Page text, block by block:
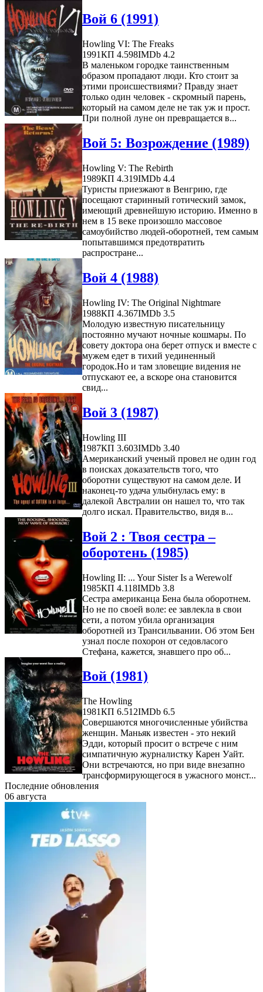
Вой 6 (1991)
Howling VI: The Freaks
1991КП 4.598IMDb 4.2
В маленьком городке таинственным
образом пропадают люди. Кто стоит за
этими происшествиями? Правду знает
только один человек - скромный парень,
который на самом деле не так уж и прост.
При полной луне он превращается в...
Вой 5: Возрождение (1989)
Howling V: The Rebirth
1989КП 4.319IMDb 4.4
Туристы приезжают в Венгрию, где
посещают старинный готический замок,
имеющий древнейшую историю. Именно в
нем в 15 веке произошло массовое
самоубийство людей-оборотней, тем самым
попытавшимся предотвратить
распростране...
Вой 4 (1988)
Howling IV: The Original Nightmare
1988КП 4.367IMDb 3.5
Молодую известную писательницу
постоянно мучают ночные кошмары. По
совету доктора она берет отпуск и вместе с
мужем едет в тихий уединенный
городок.Но и там зловещие видения не
отпускают ее, а вскоре она становится
свид...
Вой 3 (1987)
Howling III
1987КП 3.603IMDb 3.40
Американский ученый провел не один год
в поисках доказательств того, что
оборотни существуют на самом деле. И
наконец-то удача улыбнулась ему: в
далекой Австралии он нашел то, что так
долго искал. Правительство, видя в...
Вой 2 : Твоя сестра –
оборотень (1985)
Howling II: ... Your Sister Is a Werewolf
1985КП 4.118IMDb 3.8
Сестра американца Бена была оборотнем.
Но не по своей воле: ее завлекла в свои
сети, а потом убила организация
оборотней из Трансильвании. Об этом Бен
узнал после похорон от седовласого
Стефана, кажется, знавшего про об...
Вой (1981)
The Howling
1981КП 6.512IMDb 6.5
Совершаются многочисленные убийства
женщин. Маньяк известен - это некий
Эдди, который просит о встрече с ним
симпатичную журналистку Карен Уайт.
Они встречаются, но при виде внезапно
трансформирующегося в ужасного монст...
Последние обновления
06 августа